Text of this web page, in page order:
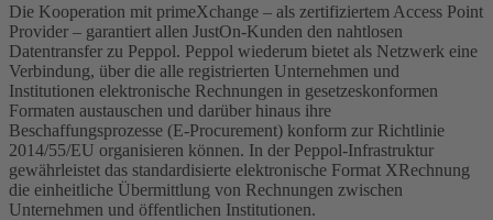
Die Kooperation mit primeXchange – als zertifiziertem Access Point
Provider – garantiert allen JustOn-Kunden den nahtlosen
Datentransfer zu Peppol. Peppol wiederum bietet als Netzwerk eine
Verbindung, über die alle registrierten Unternehmen und
Institutionen elektronische Rechnungen in gesetzeskonformen
Formaten austauschen und darüber hinaus ihre
Beschaffungsprozesse (E-Procurement) konform zur Richtlinie
2014/55/EU organisieren können. In der Peppol-Infrastruktur
gewährleistet das standardisierte elektronische Format XRechnung
die einheitliche Übermittlung von Rechnungen zwischen
Unternehmen und öffentlichen Institutionen.